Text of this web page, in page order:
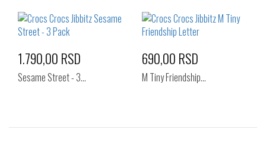
1.790,00 RSD
Sesame Street - 3…
690,00 RSD
M Tiny Friendship…